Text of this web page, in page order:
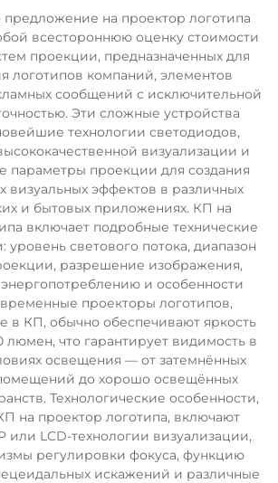
на проектор логотипа
всестороннюю оценку стоимости
проекции, предназначенных для
логотипов компаний, элементов
сообщений с исключительной
Эти сложные устройства
технологии светодиодов,
визуализации и
параметры проекции для создания
визуальных эффектов в различных
и бытовых приложениях. КП на
включает подробные технические
уровень светового потока, диапазон
разрешение изображения,
и особенности
проекторы логотипов,
в КП, обычно обеспечивают яркость
люмен, что гарантирует видимость в
освещения — от затемнённых
до хорошо освещённых
Технологические особенности,
на проектор логотипа, включают
или LCD-технологии визуализации,
регулировки фокуса, функцию
искажений и различные